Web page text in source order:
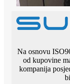
Na osnovu
od kupovine
kompanija